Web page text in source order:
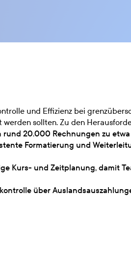
und Effizienz bei
sollten. Zu den
20.000 Rechnungen zu
Formatierung und
Kurs- und Zeitplanung, damit
über